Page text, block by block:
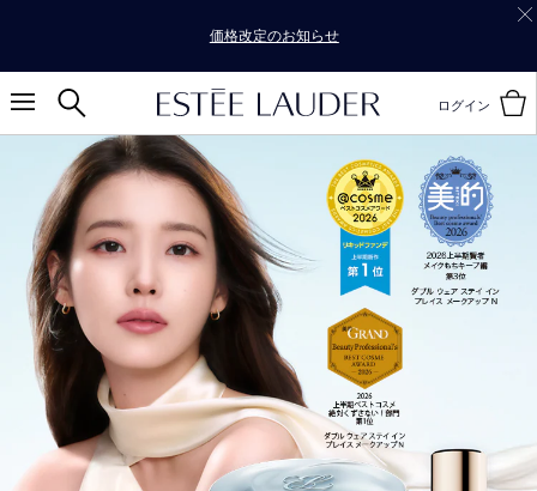
価格改定のお知らせ
ログイン